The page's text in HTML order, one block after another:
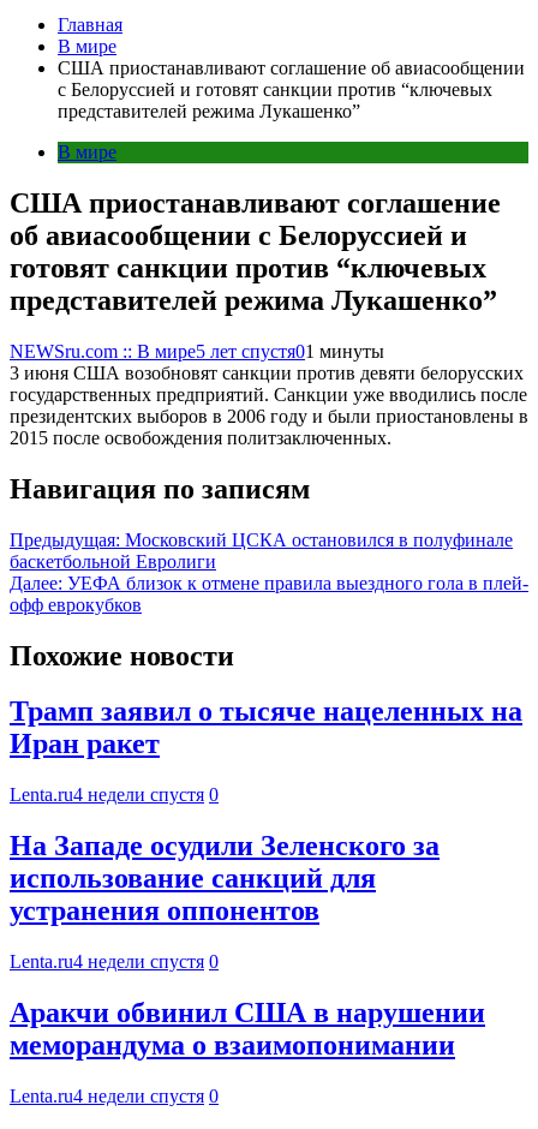
Главная
В мире
США приостанавливают соглашение об авиасообщении
с Белоруссией и готовят санкции против “ключевых
представителей режима Лукашенко”
В мире
США приостанавливают соглашение
об авиасообщении с Белоруссией и
готовят санкции против “ключевых
представителей режима Лукашенко”
NEWSru.com :: В мире5 лет спустя01 минуты
3 июня США возобновят санкции против девяти белорусских
государственных предприятий. Санкции уже вводились после
президентских выборов в 2006 году и были приостановлены в
2015 после освобождения политзаключенных.
Навигация по записям
Предыдущая: Московский ЦСКА остановился в полуфинале
баскетбольной Евролиги
Далее: УЕФА близок к отмене правила выездного гола в плей-
офф еврокубков
Похожие новости
Трамп заявил о тысяче нацеленных на
Иран ракет
Lenta.ru4 недели спустя 0
На Западе осудили Зеленского за
использование санкций для
устранения оппонентов
Lenta.ru4 недели спустя 0
Аракчи обвинил США в нарушении
меморандума о взаимопонимании
Lenta.ru4 недели спустя 0